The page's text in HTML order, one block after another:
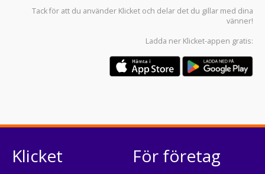
Tack för att du använder Klicket och delar det du gillar med dina
vänner!
Ladda ner Klicket-appen gratis:
Klicket För företag